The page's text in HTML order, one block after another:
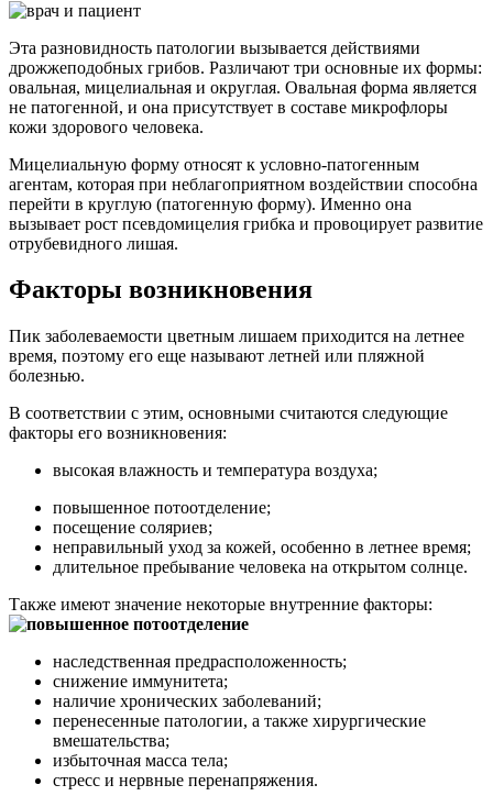
Эта разновидность патологии вызывается действиями
дрожжеподобных грибов. Различают три основные их формы:
овальная, мицелиальная и округлая. Овальная форма является
не патогенной, и она присутствует в составе микрофлоры
кожи здорового человека.
Мицелиальную форму относят к условно-патогенным
агентам, которая при неблагоприятном воздействии способна
перейти в круглую (патогенную форму). Именно она
вызывает рост псевдомицелия грибка и провоцирует развитие
отрубевидного лишая.
Факторы возникновения
Пик заболеваемости цветным лишаем приходится на летнее
время, поэтому его еще называют летней или пляжной
болезнью.
В соответствии с этим, основными считаются следующие
факторы его возникновения:
высокая влажность и температура воздуха;
повышенное потоотделение;
посещение соляриев;
неправильный уход за кожей, особенно в летнее время;
длительное пребывание человека на открытом солнце.
Также имеют значение некоторые внутренние факторы:
наследственная предрасположенность;
снижение иммунитета;
наличие хронических заболеваний;
перенесенные патологии, а также хирургические
вмешательства;
избыточная масса тела;
стресс и нервные перенапряжения.